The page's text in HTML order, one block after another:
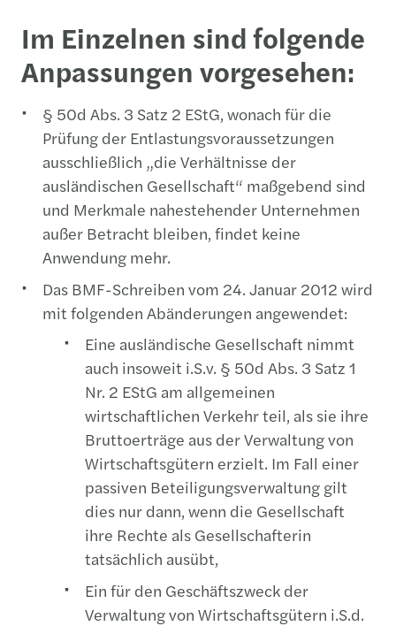
Im Einzelnen sind folgende
Anpassungen vorgesehen:
§ 50d Abs. 3 Satz 2 EStG, wonach für die
Prüfung der Entlastungsvoraussetzungen
ausschließlich „die Verhältnisse der
ausländischen Gesellschaft“ maßgebend sind
und Merkmale nahestehender Unternehmen
außer Betracht bleiben, findet keine
Anwendung mehr.
Das BMF-Schreiben vom 24. Januar 2012 wird
mit folgenden Abänderungen angewendet:
Eine ausländische Gesellschaft nimmt
auch insoweit i.S.v. § 50d Abs. 3 Satz 1
Nr. 2 EStG am allgemeinen
wirtschaftlichen Verkehr teil, als sie ihre
Bruttoerträge aus der Verwaltung von
Wirtschaftsgütern erzielt. Im Fall einer
passiven Beteiligungsverwaltung gilt
dies nur dann, wenn die Gesellschaft
ihre Rechte als Gesellschafterin
tatsächlich ausübt,
Ein für den Geschäftszweck der
Verwaltung von Wirtschaftsgütern i.S.d.